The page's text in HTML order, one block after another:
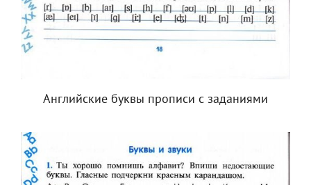
Английские буквы прописи с заданиями